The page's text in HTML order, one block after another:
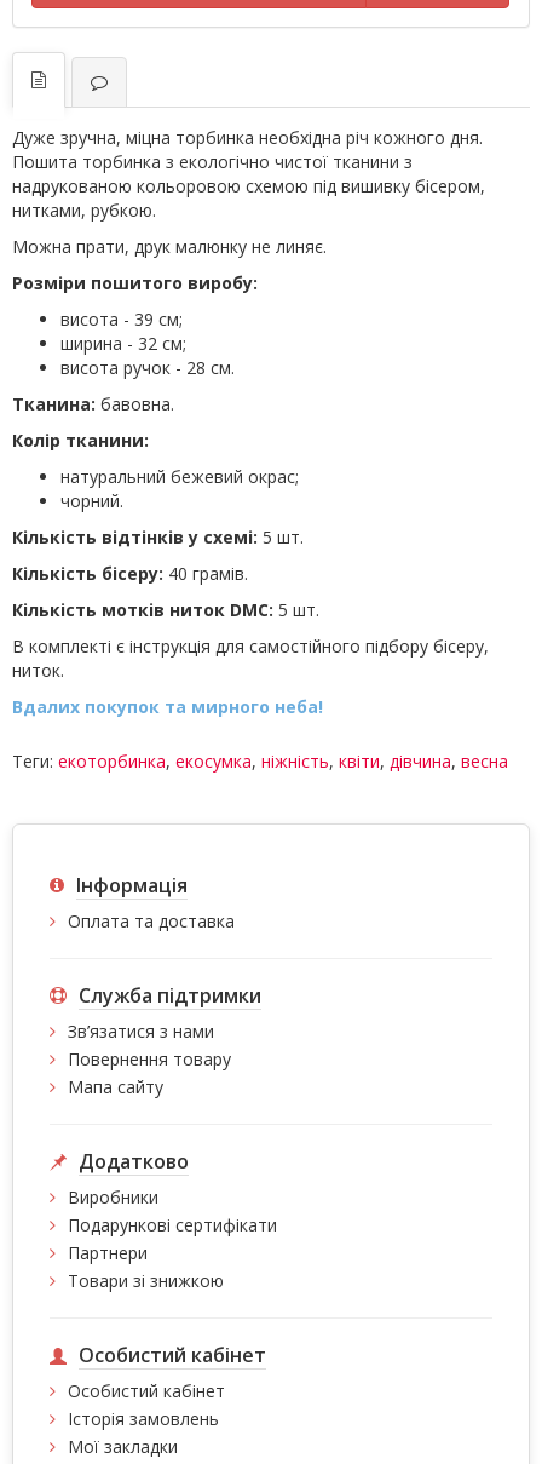
Дуже зручна, міцна торбинка необхідна річ кожного дня.
Пошита торбинка з екологічно чистої тканини з
надрукованою кольоровою схемою під вишивку бісером,
нитками, рубкою.
Можна прати, друк малюнку не линяє.
Розміри пошитого виробу:
висота - 39 см;
ширина - 32 см;
висота ручок - 28 см.
Тканина: бавовна.
Колір тканини:
натуральний бежевий окрас;
чорний.
Кількість відтінків у схемі: 5 шт.
Кількість бісеру: 40 грамів.
Кількість мотків ниток DMC: 5 шт.
В комплекті є інструкція для самостійного підбору бісеру,
ниток.
Вдалих покупок та мирного неба!
Теги: екоторбинка, екосумка, ніжність, квіти, дівчина, весна
Інформація
Оплата та доставка
Служба підтримки
Зв’язатися з нами
Повернення товару
Мапа сайту
Додатково
Виробники
Подарункові сертифікати
Партнери
Товари зі знижкою
Особистий кабінет
Особистий кабінет
Історія замовлень
Мої закладки